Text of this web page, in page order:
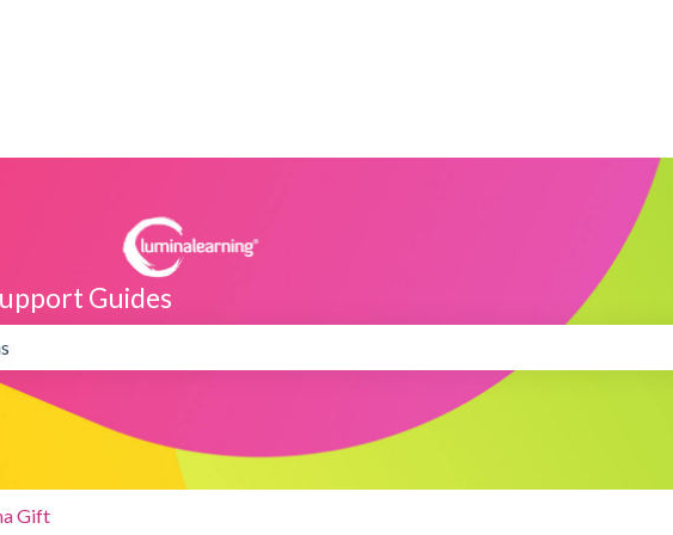
submenú para
Guides
porque el campo de búsqueda está vacío.
Gift